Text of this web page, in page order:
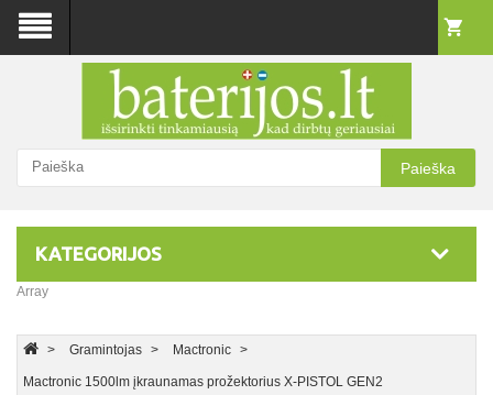
Paieška
KATEGORIJOS
Array
Gramintojas Mactronic
Mactronic 1500lm įkraunamas prožektorius X-PISTOL GEN2